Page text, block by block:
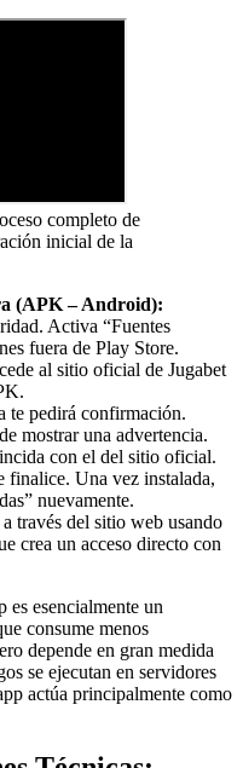
completo de
inicial de la
(APK – Android):
Activa “Fuentes
fuera de Play Store.
al sitio oficial de Jugabet
te pedirá confirmación.
mostrar una advertencia.
con el del sitio oficial.
finalice. Una vez instalada,
nuevamente.
través del sitio web usando
crea un acceso directo con
es esencialmente un
consume menos
depende en gran medida
se ejecutan en servidores
actúa principalmente como